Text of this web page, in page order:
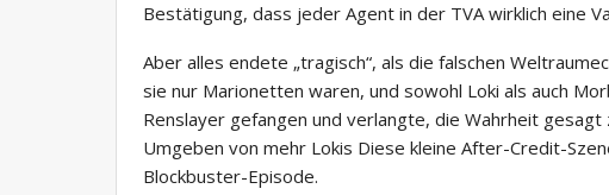
Bestätigung, dass jeder Agent in der TVA wirklich eine
Aber alles endete „tragisch“, als die falschen
sie nur Marionetten waren, und sowohl Loki als auch
Renslayer gefangen und verlangte, die Wahrheit
Umgeben von mehr Lokis Diese kleine After-Credit-
Blockbuster-Episode.